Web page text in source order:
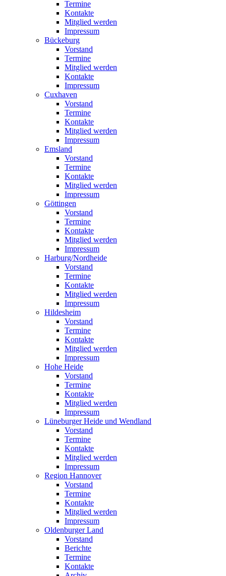
Termine
Kontakte
Mitglied werden
Impressum
Bückeburg
Vorstand
Termine
Mitglied werden
Kontakte
Impressum
Cuxhaven
Vorstand
Termine
Kontakte
Mitglied werden
Impressum
Emsland
Vorstand
Termine
Kontakte
Mitglied werden
Impressum
Göttingen
Vorstand
Termine
Kontakte
Mitglied werden
Impressum
Harburg/Nordheide
Vorstand
Termine
Kontakte
Mitglied werden
Impressum
Hildesheim
Vorstand
Termine
Kontakte
Mitglied werden
Impressum
Hohe Heide
Vorstand
Termine
Kontakte
Mitglied werden
Impressum
Lüneburger Heide und Wendland
Vorstand
Termine
Kontakte
Mitglied werden
Impressum
Region Hannover
Vorstand
Termine
Kontakte
Mitglied werden
Impressum
Oldenburger Land
Vorstand
Berichte
Termine
Kontakte